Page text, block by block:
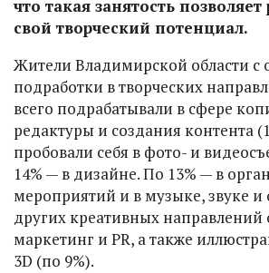
что такая занятость позволяет
свой творческий потенциал.
Жители Владимирской области с
подработки в творческих
всего подрабатывали в сфере
редактуры и создания контента
пробовали себя в фото- и
14% — в дизайне. По 13% — в
мероприятий и в музыке, звуке и
других креативных направлений
маркетинг и PR, а также
3D (по 9%).